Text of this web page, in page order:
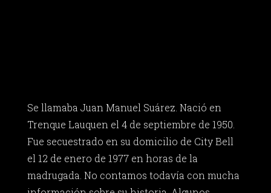
Se llamaba Juan Manuel Suárez. Nació en
Trenque Lauquen el 4 de septiembre de 1950.
Fue secuestrado en su domicilio de City Bell
el 12 de enero de 1977 en horas de la
madrugada. No contamos todavía con mucha